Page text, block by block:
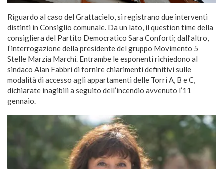
Riguardo al caso del Grattacielo, si registrano due interventi
distinti in Consiglio comunale. Da un lato, il question time della
consigliera del Partito Democratico Sara Conforti; dall’altro,
l’interrogazione della presidente del gruppo Movimento 5
Stelle Marzia Marchi. Entrambe le esponenti richiedono al
sindaco Alan Fabbri di fornire chiarimenti definitivi sulle
modalità di accesso agli appartamenti delle Torri A, B e C,
dichiarate inagibili a seguito dell’incendio avvenuto l’11
gennaio.